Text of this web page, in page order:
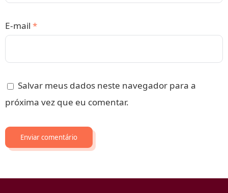
E-mail *
Salvar meus dados neste navegador para a
próxima vez que eu comentar.